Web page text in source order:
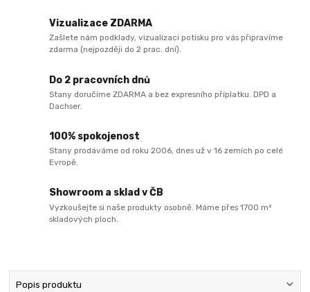
Vizualizace ZDARMA
Zašlete nám podklady, vizualizaci potisku pro vás připravíme
zdarma (nejpozději do 2 prac. dní).
Do 2 pracovních dnů
Stany doručíme ZDARMA a bez expresního příplatku. DPD a
Dachser.
100% spokojenost
Stany prodáváme od roku 2006, dnes už v 16 zemích po celé
Evropě.
Showroom a sklad v ČB
Vyzkoušejte si naše produkty osobně. Máme přes 1700 m²
skladových ploch.
Popis produktu